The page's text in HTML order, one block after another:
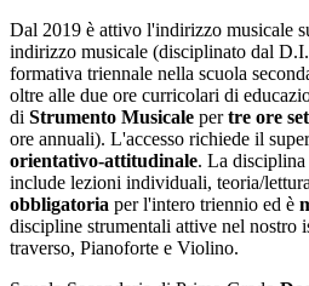
Dal 2019 è attivo l'indirizzo musicale
indirizzo musicale (disciplinato dal
formativa triennale nella scuola
oltre alle due ore curricolari di
di Strumento Musicale pertre ore
ore annuali). L'accesso richiede il
orientativo-attitudinale. La
include lezioni individuali, teoria/
obbligatoria per l'intero triennio ed è
discipline strumentali attive nel nostro
traverso, Pianoforte e Violino.